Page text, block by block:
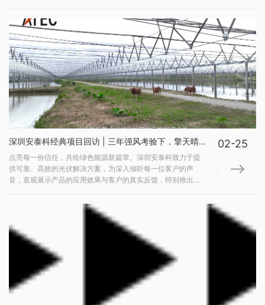
频栏目。该栏目不仅记录我们回访客户过程，更是一座沟通桥
梁。我们将以第一视角带您走进项目实际应用场景，每一处...
深圳安泰科经典项目回访 | 三年强风考验下，擎天晴柔性支架展现卓越稳定性
点亮每一份信任，共绘绿色能源新篇章。深圳安泰科致力于提
供可靠、高效的光伏解决方案，为深入倾听每一位客户的声
音，直观展示产品的应用效果与客户的真实反馈，特别推出了
一体复合生态项目。项目业主 广东省能源集团有限公司总承包
广西建工集团第二安装建设有限公司项目名称 三...
02-25